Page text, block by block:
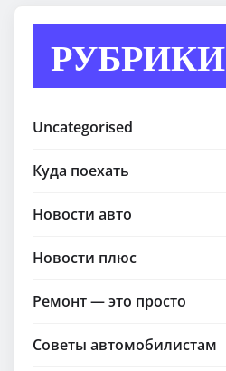
РУБРИКИ
Uncategorised
Куда поехать
Новости авто
Новости плюс
Ремонт — это просто
Советы автомобилистам